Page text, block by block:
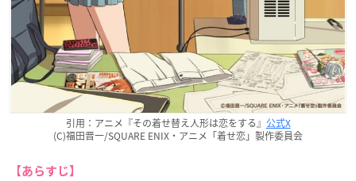
引用：アニメ『その着せ替え人形は恋をする』 公式X
(C)福田晋一/SQUARE ENIX・アニメ「着せ恋」製作委員会
【あらすじ】